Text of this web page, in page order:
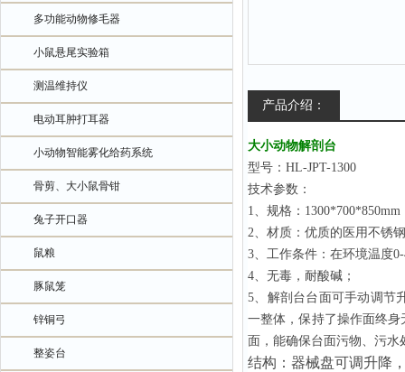
多功能动物修毛器
小鼠悬尾实验箱
测温维持仪
电动耳肿打耳器
小动物智能雾化给药系统
骨剪、大小鼠骨钳
兔子开口器
鼠粮
豚鼠笼
锌铜弓
整姿台
产品介绍：
大小动物解剖台
型号：HL-JPT-1300
技术参数：
1、规格：
2、材质：优质的医用不锈
3、工作条件：在环境温度
4、无毒，耐酸碱；
5、解剖台台面可手动调节
一整体，保持了操作面终
面，能确保台面污物、污水
结构：器械盘可调升降